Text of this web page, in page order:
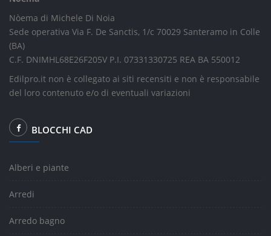
Nòema di Michele Di Noia
Sede operativa Via F. De Sanctis, 1/c 70029 Santeramo in Colle
(BA)
C.F. DNIMHL68E26F205V P.I. 07331330725 REA BA 550012
Edilpro.it non è collegato ai siti recensiti e non è responsabile
del loro contenuto e/o di eventuali variazioni
BLOCCHI CAD
Alberi e piante
Arredi
Arredo bagno